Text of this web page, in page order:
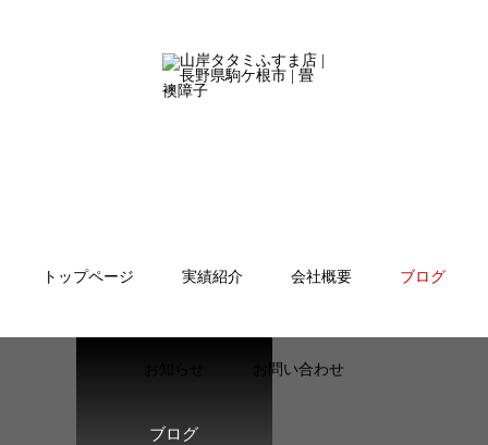
トップページ 実績紹介 会社概要 ブログ
お問い合わせ
ブログ